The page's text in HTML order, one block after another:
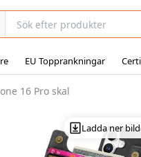
EU Topprankningar
16 Pro skal
Ladda ner